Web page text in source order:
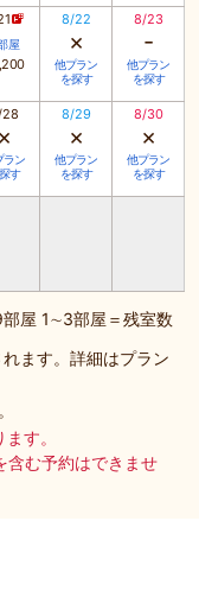
屋
8/22
×
他プラン
を探す
8/23
-
他プラン
を探す
×
ラン
す
8/29
×
他プラン
を探す
8/30
×
他プラン
を探す
屋 1∼3部屋＝残室数
ます。詳細はプラン
す。
含む予約はできませ